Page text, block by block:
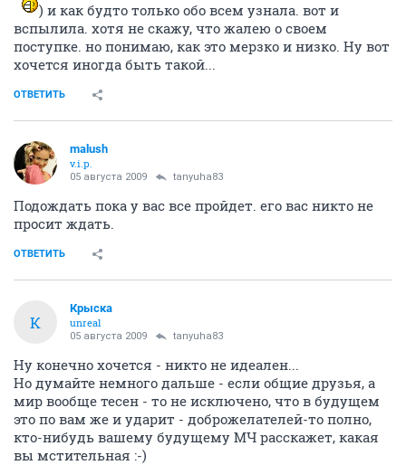
) и как будто только обо всем узнала. вот и
вспылила. хотя не скажу, что жалею о своем
поступке. но понимаю, как это мерзко и низко. Ну вот
хочется иногда быть такой...
ОТВЕТИТЬ
malush
v.i.p.
05 августа 2009 tanyuha83
Подождать пока у вас все пройдет. его вас никто не
просит ждать.
ОТВЕТИТЬ
К
Крыска
unreal
05 августа 2009 tanyuha83
Ну конечно хочется - никто не идеален...
Но думайте немного дальше - если общие друзья, а
мир вообще тесен - то не исключено, что в будущем
это по вам же и ударит - доброжелателей-то полно,
кто-нибудь вашему будущему МЧ расскажет, какая
вы мстительная :-)